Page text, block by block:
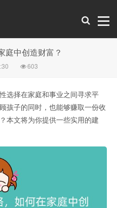
庭中创造财富？
603
选择在家庭和事业之间寻求平
孩子的同时，也能够赚取一份收
本文将为你提供一些实用的建